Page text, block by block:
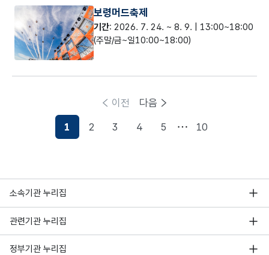
보령머드축제
기간: 2026. 7. 24. ~ 8. 9. | 13:00~18:00
(주말/금~일10:00~18:00)
이전
현재페이지
1 2 3 4 5 10
다음
소속기관 누리집
관련기관 누리집
정부기관 누리집